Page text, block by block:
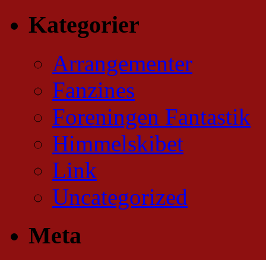
Kategorier
Arrangementer
Fanzines
Foreningen Fantastik
Himmelskibet
Link
Uncategorized
Meta